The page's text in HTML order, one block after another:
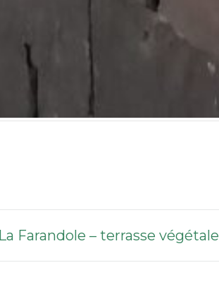
La Farandole – terrasse végétale